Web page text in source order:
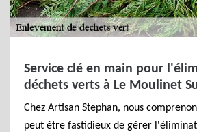
Service clé en main pour
déchets verts à Le Moulinet
Chez Artisan Stephan, nous
peut être fastidieux de gérer